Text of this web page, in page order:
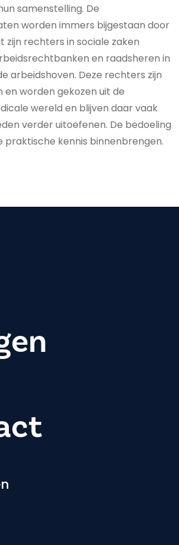
samenstelling. De
worden immers bijgestaan door
zijn rechters in sociale zaken
en raadsheren in
arbeidshoven. Deze rechters zijn
worden gekozen uit de
wereld en blijven daar vaak
verder uitoefenen. De bedoeling
praktische kennis binnenbrengen.